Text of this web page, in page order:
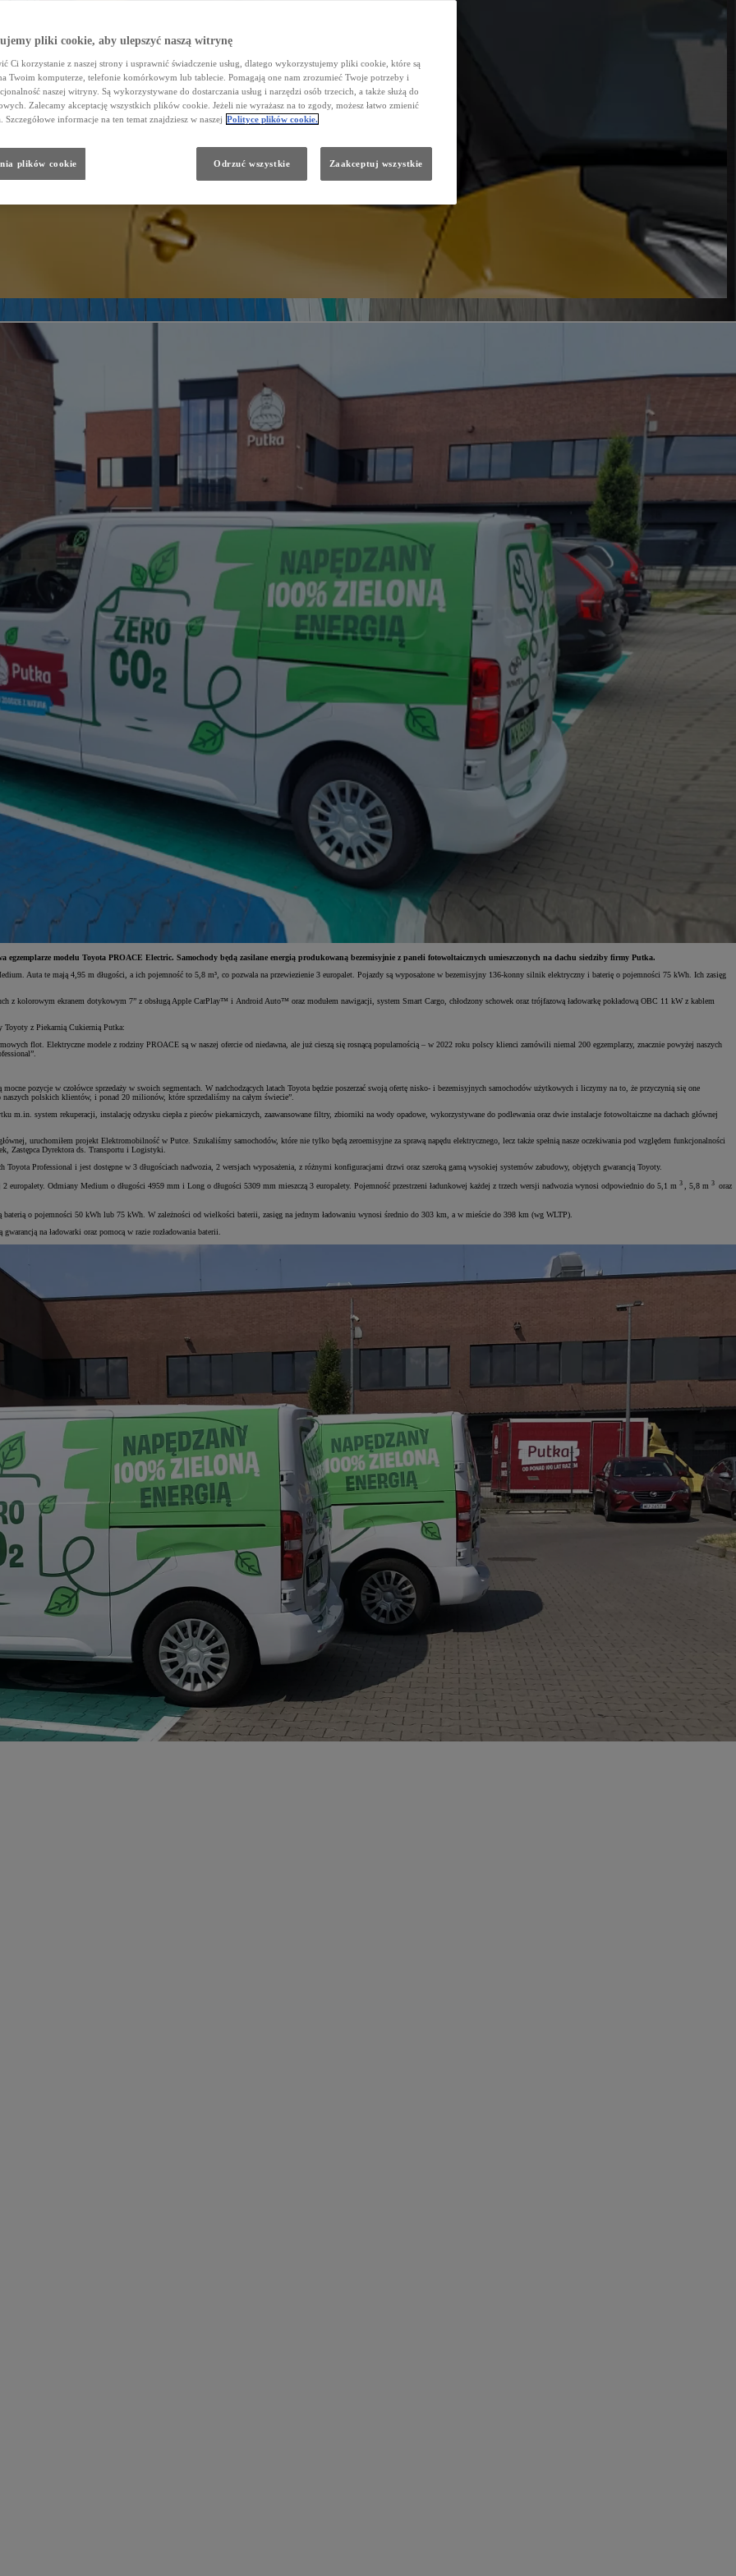
egzemplarze modelu Toyota PROACE Electric. Samochody będą zasilane energią produkowaną bezemisyjnie z paneli fotowoltaicznych umieszczonych na dachu siedziby firmy Putka.
Auta te mają 4,95 m długości, a ich pojemność to 5,8 m³, co pozwala na przewiezienie 3 europalet. Pojazdy są wyposażone w bezemisyjny 136-konny silnik elektryczny i baterię o pojemności 75 kWh. Ich zasięg
z kolorowym ekranem dotykowym 7” z obsługą Apple CarPlay™ i Android Auto™ oraz modułem nawigacji, system Smart Cargo, chłodzony schowek oraz trójfazową ładowarkę pokładową OBC 11 kW z kablem
Toyoty z Piekarnią Cukiernią Putka:
flot. Elektryczne modele z rodziny PROACE są w naszej ofercie od niedawna, ale już cieszą się rosnącą popularnością – w 2022 roku polscy klienci zamówili niemal 200 egzemplarzy, znacznie powyżej naszych
pozycje w czołówce sprzedaży w swoich segmentach. W nadchodzących latach Toyota będzie poszerzać swoją ofertę nisko- i bezemisyjnych samochodów użytkowych i liczymy na to, że przyczynią się one
polskich klientów, i ponad 20 milionów, które sprzedaliśmy na całym świecie”.
m.in. system rekuperacji, instalację odzysku ciepła z pieców piekarniczych, zaawansowane filtry, zbiorniki na wody opadowe, wykorzystywane do podlewania oraz dwie instalacje fotowoltaiczne na dachach głównej
uruchomiłem projekt Elektromobilność w Putce. Szukaliśmy samochodów, które nie tylko będą zeroemisyjne za sprawą napędu elektrycznego, lecz także spełnią nasze oczekiwania pod względem funkcjonalności
Zastępca Dyrektora ds. Transportu i Logistyki.
Professional i jest dostępne w 3 długościach nadwozia, 2 wersjach wyposażenia, z różnymi konfiguracjami drzwi oraz szeroką gamą wysokiej systemów zabudowy, objętych gwarancją Toyoty.
europalety. Odmiany Medium o długości 4959 mm i Long o długości 5309 mm mieszczą 3 europalety. Pojemność przestrzeni ładunkowej każdej z trzech wersji nadwozia wynosi odpowiednio do 5,1 m 3 , 5,8 m 3 oraz
o pojemności 50 kWh lub 75 kWh. W zależności od wielkości baterii, zasięg na jednym ładowaniu wynosi średnio do 303 km, a w mieście do 398 km (wg WLTP).
na ładowarki oraz pomocą w razie rozładowania baterii.
pliki cookie, aby ulepszyć naszą witrynę
Ci korzystanie z naszej strony i usprawnić świadczenie usług, dlatego wykorzystujemy pliki cookie, które są
Twoim komputerze, telefonie komórkowym lub tablecie. Pomagają one nam zrozumieć Twoje potrzeby i
naszej witryny. Są wykorzystywane do dostarczania usług i narzędzi osób trzecich, a także służą do
Zalecamy akceptację wszystkich plików cookie. Jeżeli nie wyrażasz na to zgody, możesz łatwo zmienić
Szczegółowe informacje na ten temat znajdziesz w naszej Polityce plików cookie.
plików cookie Odrzuć wszystkie Zaakceptuj wszystkie